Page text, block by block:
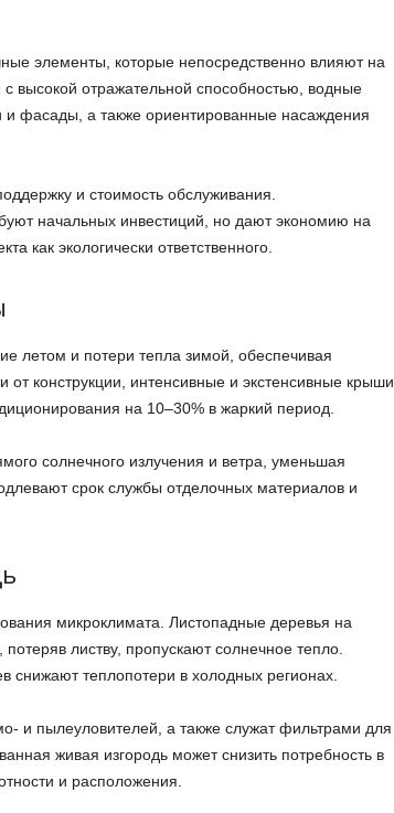
элементы, которые непосредственно влияют на
высокой отражательной способностью, водные
фасады, а также ориентированные насаждения
и стоимость обслуживания.
начальных инвестиций, но дают экономию на
как экологически ответственного.
летом и потери тепла зимой, обеспечивая
конструкции, интенсивные и экстенсивные крыши
на 10–30% в жаркий период.
солнечного излучения и ветра, уменьшая
срок службы отделочных материалов и
микроклимата. Листопадные деревья на
листву, пропускают солнечное тепло.
снижают теплопотери в холодных регионах.
и пылеуловителей, а также служат фильтрами для
живая изгородь может снизить потребность в
и расположения.